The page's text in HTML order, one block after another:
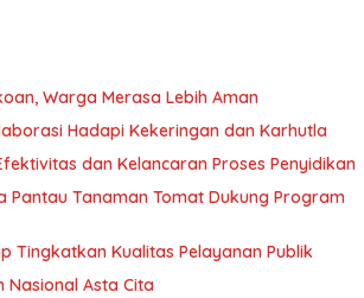
Warga Merasa Lebih Aman
Hadapi Kekeringan dan Karhutla
dan Kelancaran Proses Penyidikan
Tanaman Tomat Dukung Program
Tingkatkan Kualitas Pelayanan Publik
Nasional Asta Cita